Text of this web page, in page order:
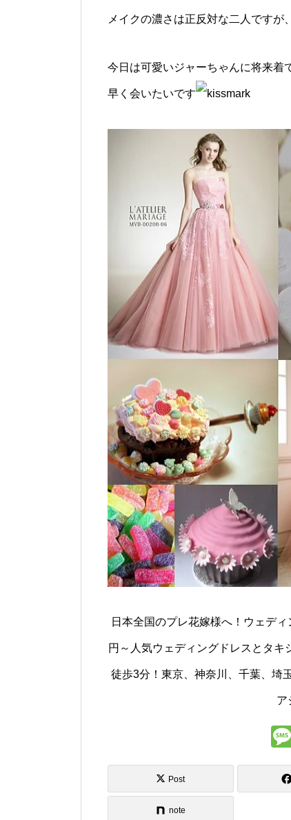
メイクの濃さは正反対な二人です
今日は可愛いジャーちゃんに将来着
早く会いたいです
日本全国のプレ花嫁様へ！ウェデ
円～人気ウェディングドレスとタ
徒歩3分！東京、神奈川、千葉、埼
ア
Post
note